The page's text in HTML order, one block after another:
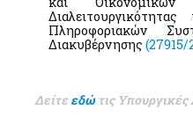
Pythia: Ερευνητικό έργο για
των chatbots
Εθνικές Βουλευτικές και
Υπηρεσία Πληρωμής Ειδικής
Πληροφοριακών
Διακυβέρνησης (27915/
Δείτε εδώ τις